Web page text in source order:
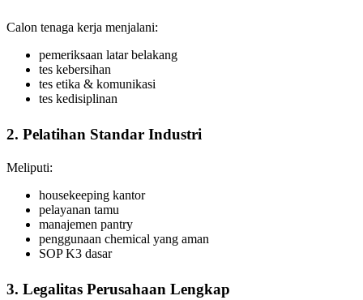
Calon tenaga kerja menjalani:
pemeriksaan latar belakang
tes kebersihan
tes etika & komunikasi
tes kedisiplinan
2. Pelatihan Standar Industri
Meliputi:
housekeeping kantor
pelayanan tamu
manajemen pantry
penggunaan chemical yang aman
SOP K3 dasar
3. Legalitas Perusahaan Lengkap